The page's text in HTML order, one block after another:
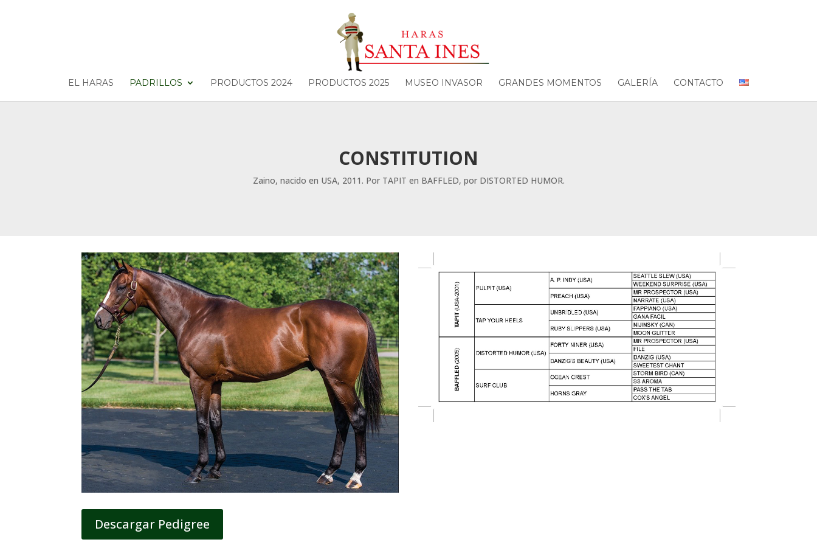
EL HARAS PADRILLOS PRODUCTOS 2024 PRODUCTOS 2025 MUSEO INVASOR GRANDES MOMENTOS GALERÍA CONTACTO
CONSTITUTION
Zaino, nacido en USA, 2011. Por TAPIT en BAFFLED, por DISTORTED HUMOR.
Descargar Pedigree